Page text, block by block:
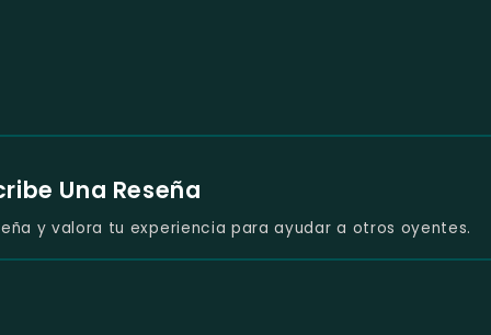
Una Reseña
y valora tu experiencia para ayudar a otros oyentes.